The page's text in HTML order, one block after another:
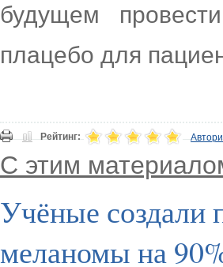
будущем
плацебо для
Рейтинг:
С этим
Учёные создали
меланомы на